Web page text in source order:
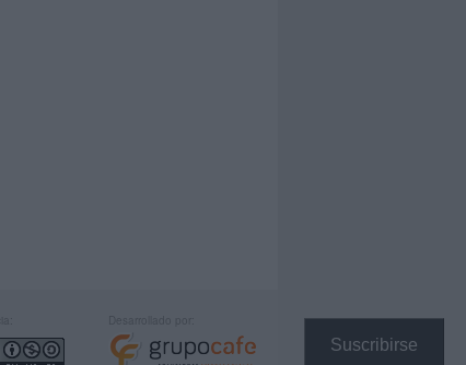
Suscribirse